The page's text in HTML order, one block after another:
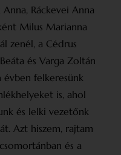
Ráckevei Anna
Milus Marianna
zenél, a Cédrus
és Varga Zoltán
felkeresünk
is, ahol
és lelki vezetőnk
Azt hiszem, rajtam
és a